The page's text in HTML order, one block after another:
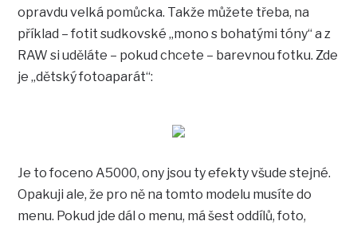
opravdu velká pomůcka. Takže můžete třeba, na
příklad – fotit sudkovské „mono s bohatými tóny“ a z
RAW si uděláte – pokud chcete – barevnou fotku. Zde
je „dětský fotoaparát“:
Je to foceno A5000, ony jsou ty efekty všude stejné.
Opakuji ale, že pro ně na tomto modelu musíte do
menu. Pokud jde dál o menu, má šest oddílů, foto,